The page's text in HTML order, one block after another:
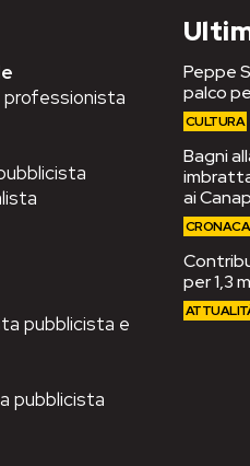
pubblicista e
pubblicista
Peppe
palco
CULTURA
Bagni
ai
CRONACA
per 1,3